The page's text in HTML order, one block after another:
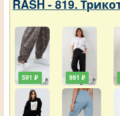
RASH - 819.
591 ₽ 991 ₽